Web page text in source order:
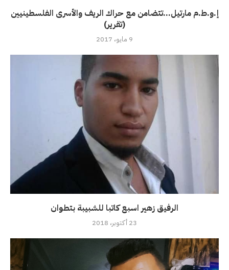
إ.و.ط.م مارتيل…تتضامن مع حراك الريف والأسرى الفلسطينيين
(تقرير)
9 مايو، 2017
الرفيق زهير اسبع كاتبا للشبيبة بتطوان
23 أكتوبر، 2018